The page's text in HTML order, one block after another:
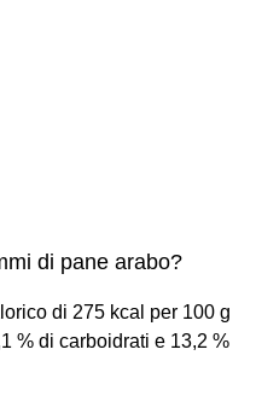
di pane arabo?
di 275 kcal per 100 g
% di carboidrati e 13,2 %